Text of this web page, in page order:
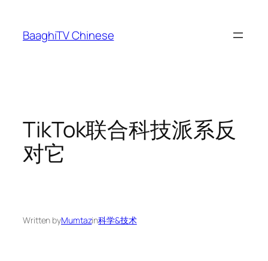
content
BaaghiTV Chinese
TikTok联合科技派系反
对它
Written byMumtazin科学&技术